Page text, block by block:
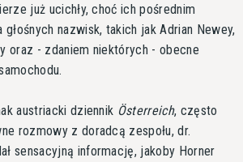
już ucichły, choć ich pośrednim
nazwisk, takich jak Adrian Newey,
oraz - zdaniem niektórych - obecne
austriacki dziennik Österreich, często
rozmowy z doradcą zespołu, dr.
sensacyjną informację, jakoby Horner